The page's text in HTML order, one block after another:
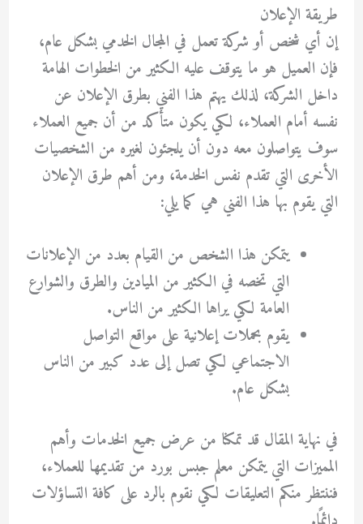
طريقة الإعلان
إن أي شخص أو شركة تعمل في المجال الخدمي بشكل عام،
فإن العميل هو ما يتوقف عليه الكثير من الخطوات الهامة
داخل الشركة، لذلك يهتم هذا الفني بطرق الإعلان عن
نفسه أمام العملاء، لكي يكون متأكد من أن جميع العملاء
سوف يتواصلون معه دون أن يلجئون لغيره من الشخصيات
الأخرى التي تقدم نفس الخدمة، ومن أهم طرق الإعلان
التي يقوم بها هذا الفني هي كما يلي:
يتمكن هذا الشخص من القيام بعدد من الإعلانات
التي تخصه في الكثير من الميادين والطرق والشوارع
العامة لكي يراها الكثير من الناس.
يقوم بحملات إعلانية على مواقع التواصل
الاجتماعي لكي تصل إلى عدد كبير من الناس
بشكل عام.
في نهاية المقال قد تمكنا من عرض جميع الخدمات وأهم
المميزات التي يتمكن معلم جبس بورد من تقديمها للعملاء،
فننتظر منكم التعليقات لكي نقوم بالرد على كافة التساؤلات